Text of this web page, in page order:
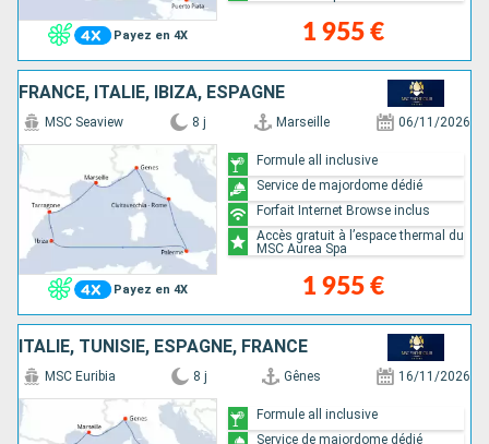
Payez en 4X 1 955 €
FRANCE, ITALIE, IBIZA, ESPAGNE
Payez en 4X
MSC Seaview 8 j Marseille 06/11/2026
1 955 €
Formule all inclusive
Service de majordome dédié
Forfait Internet Browse inclus
Accès gratuit à l’espace thermal du
MSC Aurea Spa
ITALIE, TUNISIE, ESPAGNE, FRANCE
MSC Euribia 8 j Gênes 16/11/2026
Formule all inclusive
Service de majordome dédié